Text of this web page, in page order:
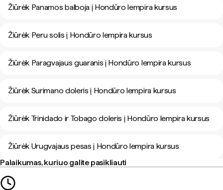
Žiūrėk Panamos balboja į Hondūro lempira kursus
Žiūrėk Peru solis į Hondūro lempira kursus
Žiūrėk Paragvajaus guaranis į Hondūro lempira kursus
Žiūrėk Surimano doleris į Hondūro lempira kursus
Žiūrėk Trinidado ir Tobago doleris į Hondūro lempira kursus
Žiūrėk Urugvajaus pesas į Hondūro lempira kursus
Palaikumas, kuriuo galite pasikliauti